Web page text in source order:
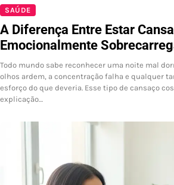
SAÚDE
A Diferença Entre Estar
Emocionalmente
Todo mundo sabe reconhecer uma noite mal
olhos ardem, a concentração falha e qualquer
esforço do que deveria. Esse tipo de cansaço
explicação…